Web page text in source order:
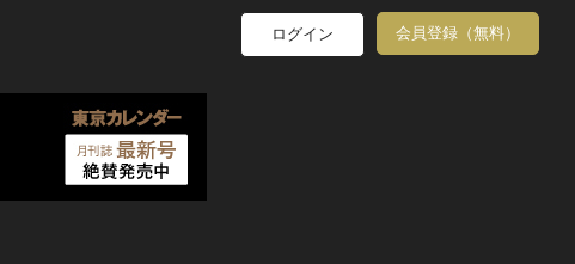
ログイン 会員登録（無料）